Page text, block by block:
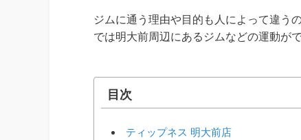
ジムに通う理由や目的も人によって違う
では明大前周辺にあるジムなどの運動が
目次
ティップネス 明大前店